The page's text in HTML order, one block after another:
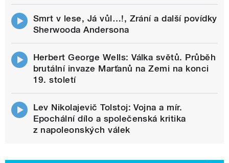
Smrt v lese, Já vůl…!, Zrání a další povídky
Sherwooda Andersona
Herbert George Wells: Válka světů. Průběh
brutální invaze Marťanů na Zemi na konci
19. století
Lev Nikolajevič Tolstoj: Vojna a mír.
Epochální dílo a společenská kritika
z napoleonských válek